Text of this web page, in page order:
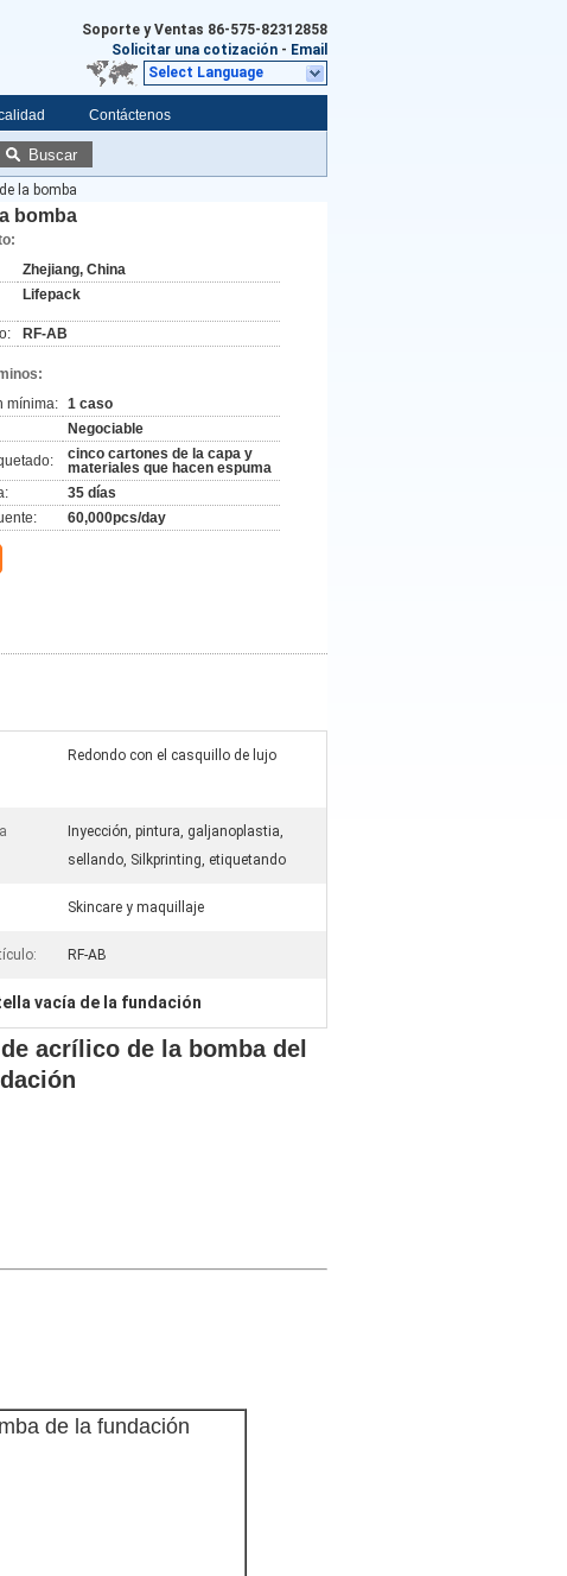
Soporte y Ventas 86-575-82312858
Solicitar una cotización - Email
Select Language
Contáctenos
Buscar
la bomba
bomba
Zhejiang, China
Lifepack
RF-AB
mínima: 1 caso
Negociable
cinco cartones de la capa y
materiales que hacen espuma
35 días
60,000pcs/day
Redondo con el casquillo de lujo
Inyección, pintura, galjanoplastia,
sellando, Silkprinting, etiquetando
Skincare y maquillaje
RF-AB
vacía de la fundación
acrílico de la bomba del
de la fundación